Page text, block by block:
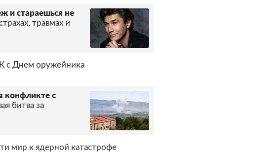
и стараешься не
травмах и
с Днем оружейника
конфликте с
битва за
мир к ядерной катастрофе